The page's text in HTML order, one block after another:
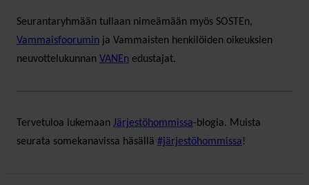
Seurantaryhmään tullaan nimeämään myös SOSTEn,
Vammaisfoorumin ja Vammaisten henkilöiden oikeuksien
neuvottelukunnan VANEn edustajat.
Tervetuloa lukemaan Järjestöhommissa-blogia. Muista
seurata somekanavissa häsällä #järjestöhommissa!